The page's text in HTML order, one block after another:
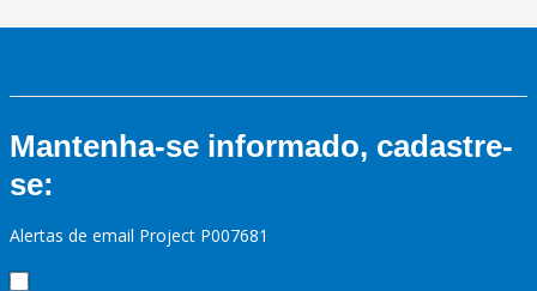
Mantenha-se informado, cadastre-
se:
Alertas de email Project P007681